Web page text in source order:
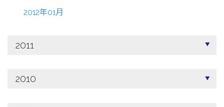
2012年01月
2011
2010